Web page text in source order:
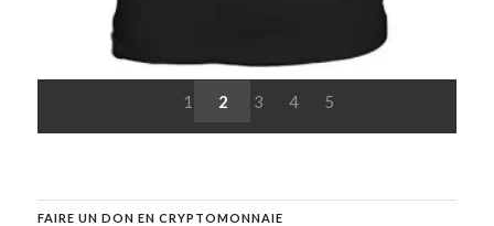
1 2 3 4 5
FAIRE UN DON EN CRYPTOMONNAIE